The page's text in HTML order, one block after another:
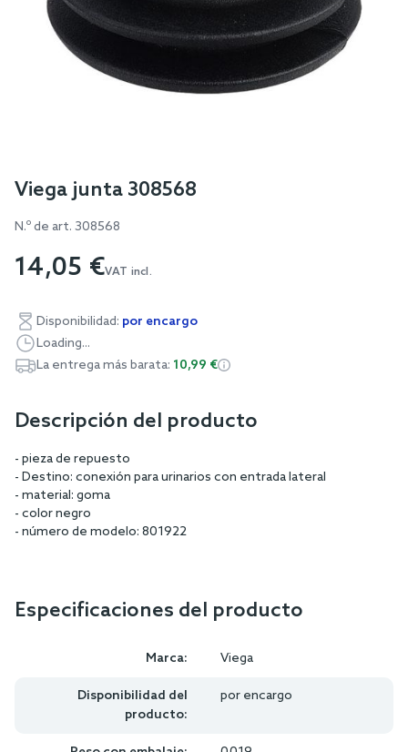
Skip
the
beginning
of
images
gallery
Viega junta 308568
N.º de art. 308568
14,05 €VAT incl.
Disponibilidad: por encargo
Loading...
La entrega más barata: 10,99 €
Descripción del producto
- pieza de repuesto
- Destino: conexión para urinarios con entrada lateral
- material: goma
- color negro
- número de modelo: 801922
Especificaciones del producto
Marca: Viega
Disponibilidad del
producto:
por encargo